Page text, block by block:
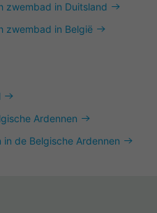
zwembad in Duitsland
zwembad in België
Ardennen
de Belgische Ardennen